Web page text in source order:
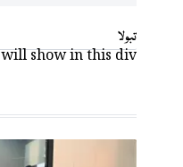
تبولا
show in this div